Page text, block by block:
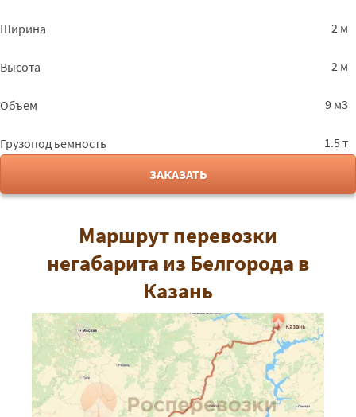
Ширина 2 м
Высота 2 м
Объем 9 м3
Грузоподъемность
1.5 т
ЗАКАЗАТЬ
Маршрут перевозки
негабарита из Белгорода в
Казань